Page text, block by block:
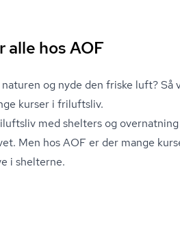
hos AOF
og nyde den friske luft? Så
kurser i friluftsliv.
med shelters og overnatning
Men hos AOF er der mange
i shelterne.